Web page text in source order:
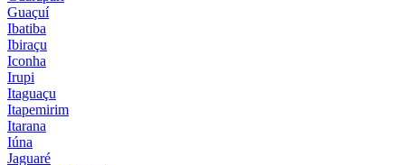
Guaçuí
Ibatiba
Ibiraçu
Iconha
Irupi
Itaguaçu
Itapemirim
Itarana
Iúna
Jaguaré